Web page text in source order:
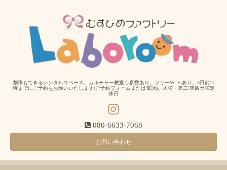
創作もできるレンタルスペース。カルチャー教室も多数あり。フリーWi-Fiあり。3日前17
時までにご予約をお願いいたします(ご予約フォームまたは電話)。木曜・第二/第四土曜定
休日
080-6633-7068
お問い合わせ